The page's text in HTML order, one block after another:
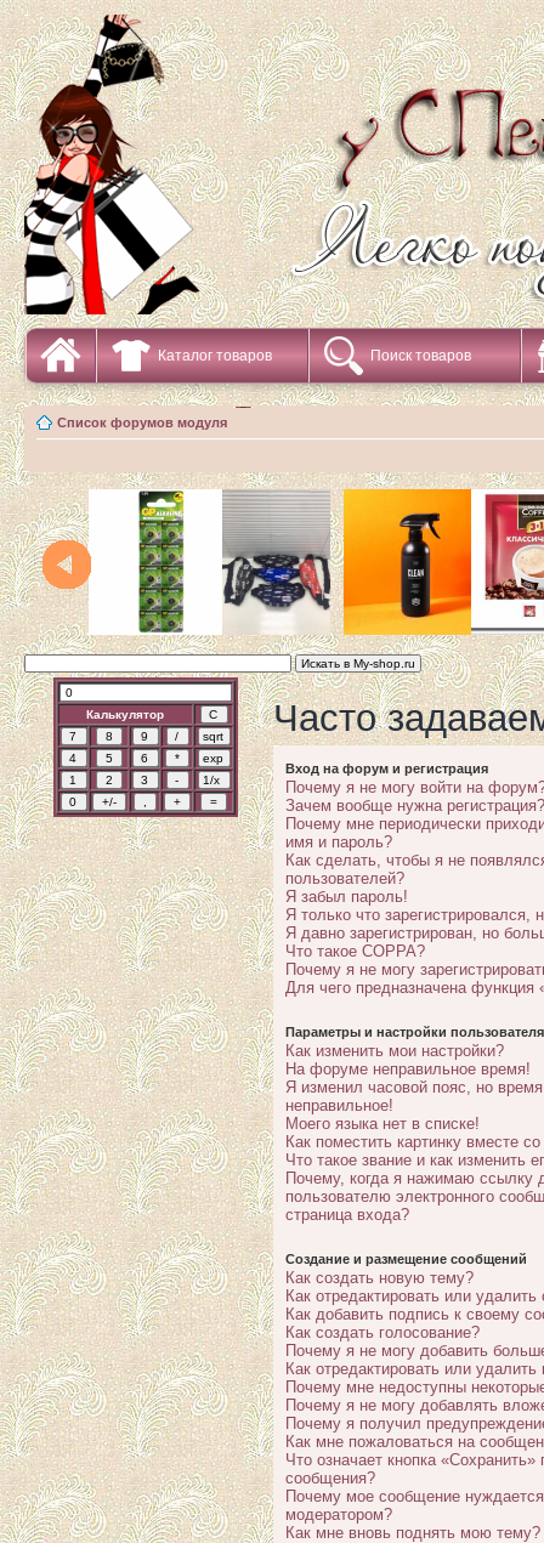
Каталог товаров Поиск товаров
Список форумов модуля
Калькулятор Часто
Вход на форум и регистрация
Почему я не могу войти на
Зачем вообще нужна регистрация?
Почему мне периодически
имя и пароль?
Как сделать, чтобы я не
пользователей?
Я забыл пароль!
Я только что зарегистрировался,
Я давно зарегистрирован, но
Что такое COPPA?
Почему я не могу
Для чего предназначена функция
Параметры и настройки пользователя
Как изменить мои настройки?
На форуме неправильное время!
Я изменил часовой пояс, но
неправильное!
Моего языка нет в списке!
Как поместить картинку вместе
Что такое звание и как изменить
Почему, когда я нажимаю ссылку
пользователю электронного
страница входа?
Создание и размещение сообщений
Как создать новую тему?
Как отредактировать или
Как добавить подпись к своему
Как создать голосование?
Почему я не могу добавить
Как отредактировать или удалить
Почему мне недоступны
Почему я не могу добавлять
Почему я получил
Как мне пожаловаться на
Что означает кнопка «Сохранить»
сообщения?
Почему мое сообщение
модератором?
Как мне вновь поднять мою тему?